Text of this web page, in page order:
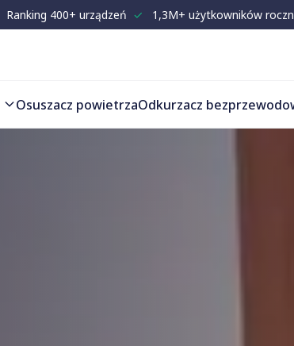
Ranking 400+ urządzeń ✓ 1,3M+ użytkowników
Osuszacz powietrzaOdkurzacz